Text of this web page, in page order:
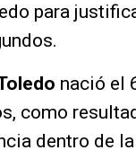
para
nació el
como
dentro de